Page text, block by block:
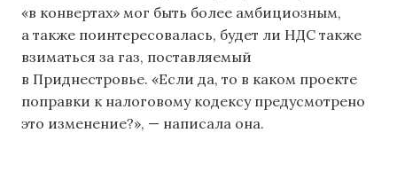
«в конвертах» мог быть более амбициозным,
а также поинтересовалась, будет ли НДС также
взиматься за газ, поставляемый
в Приднестровье. «Если да, то в каком проекте
поправки к налоговому кодексу предусмотрено
это изменение?», — написала она.